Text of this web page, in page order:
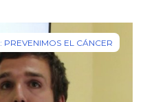
PREVENIMOS EL CÁNCER